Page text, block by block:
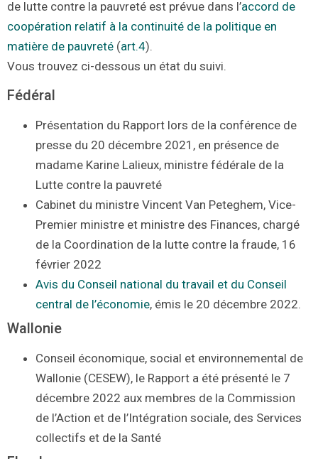
de lutte contre la pauvreté est prévue dans l’accord de
coopération relatif à la continuité de la politique en
matière de pauvreté (art.4).
Vous trouvez ci-dessous un état du suivi.
Fédéral
Présentation du Rapport lors de la conférence de
presse du 20 décembre 2021, en présence de
madame Karine Lalieux, ministre fédérale de la
Lutte contre la pauvreté
Cabinet du ministre Vincent Van Peteghem, Vice-
Premier ministre et ministre des Finances, chargé
de la Coordination de la lutte contre la fraude, 16
février 2022
Avis du Conseil national du travail et du Conseil
central de l’économie, émis le 20 décembre 2022.
Wallonie
Conseil économique, social et environnemental de
Wallonie (CESEW), le Rapport a été présenté le 7
décembre 2022 aux membres de la Commission
de l’Action et de l’Intégration sociale, des Services
collectifs et de la Santé